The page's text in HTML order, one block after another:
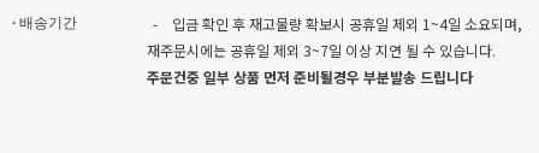
· 배송기간 -
입금 확인 후 재고물량 확보시 공휴일 제외 1~4일 소요되며,
재주문시에는 공휴일 제외 3~7일 이상 지연 될 수 있습니다.
주문건중 일부 상품 먼저 준비될경우 부분발송 드립니다